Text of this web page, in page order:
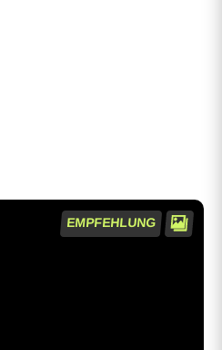
EMPFEHLUNG